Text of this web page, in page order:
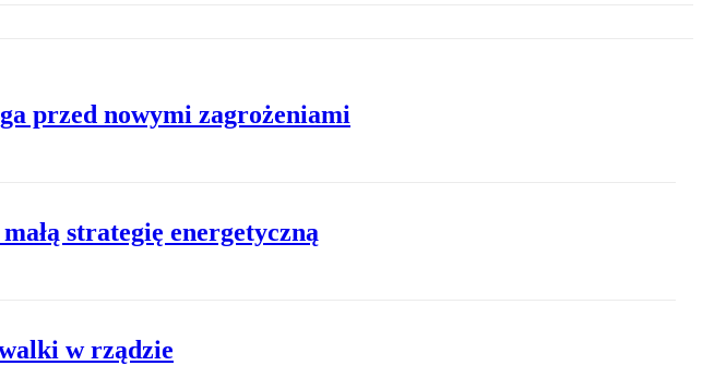
przed nowymi zagrożeniami
strategię energetyczną
w rządzie